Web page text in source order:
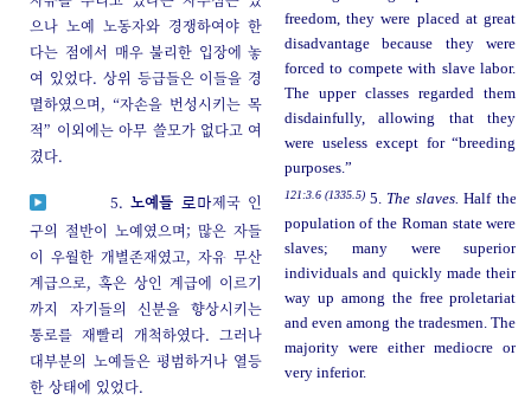
으나 노예 노동자와 경쟁하여야 한
다는 점에서 매우 불리한 입장에 놓
여 있었다. 상위 등급들은 이들을 경
멸하였으며, “자손을 번성시키는 목
적” 이외에는 아무 쓸모가 없다고 여
겼다.
freedom, they were placed at great
disadvantage because they were
forced to compete with slave labor.
The upper classes regarded them
disdainfully, allowing that they
were useless except for “breeding
purposes.”
5.노예들 로마제국 인
구의 절반이 노예였으며; 많은 자들
이 우월한 개별존재였고, 자유 무산
계급으로, 혹은 상인 계급에 이르기
까지 자기들의 신분을 향상시키는
통로를 재빨리 개척하였다. 그러나
대부분의 노예들은 평범하거나 열등
한 상태에 있었다.
121:3.6 (1335.5) 5. The slaves. Half the
population of the Roman state were
slaves; many were superior
individuals and quickly made their
way up among the free proletariat
and even among the tradesmen. The
majority were either mediocre or
very inferior.